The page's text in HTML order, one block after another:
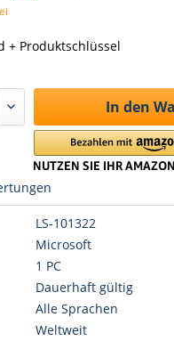
+ Produktschlüssel
In den
LS-101322
Microsoft
1 PC
Dauerhaft gültig
Alle Sprachen
Weltweit